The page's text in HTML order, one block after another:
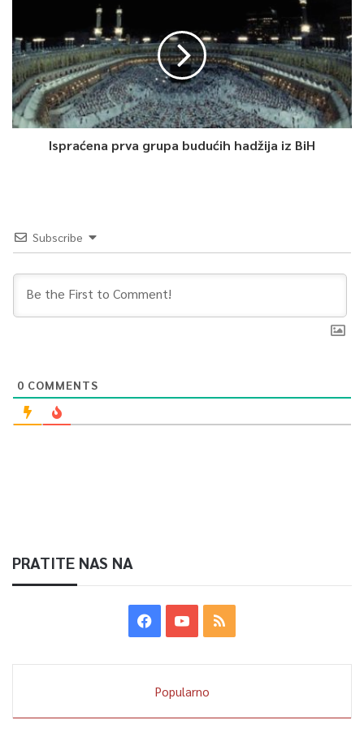
Ispraćena prva grupa budućih hadžija iz BiH
Subscribe
0 COMMENTS
PRATITE NAS NA
Popularno